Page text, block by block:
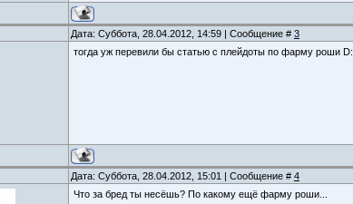
Дата: Суббота, 28.04.2012, 14:59 | Сообщение # 3
тогда уж перевили бы статью с плейдоты по фарму роши D:
Дата: Суббота, 28.04.2012, 15:01 | Сообщение # 4
Что за бред ты несёшь? По какому ещё фарму роши...